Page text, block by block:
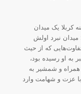
یک میدان
نبرد اولش
که از حیث
به او رسیده بود،
همراه و شمشیر به
عزت و شهامت وارد